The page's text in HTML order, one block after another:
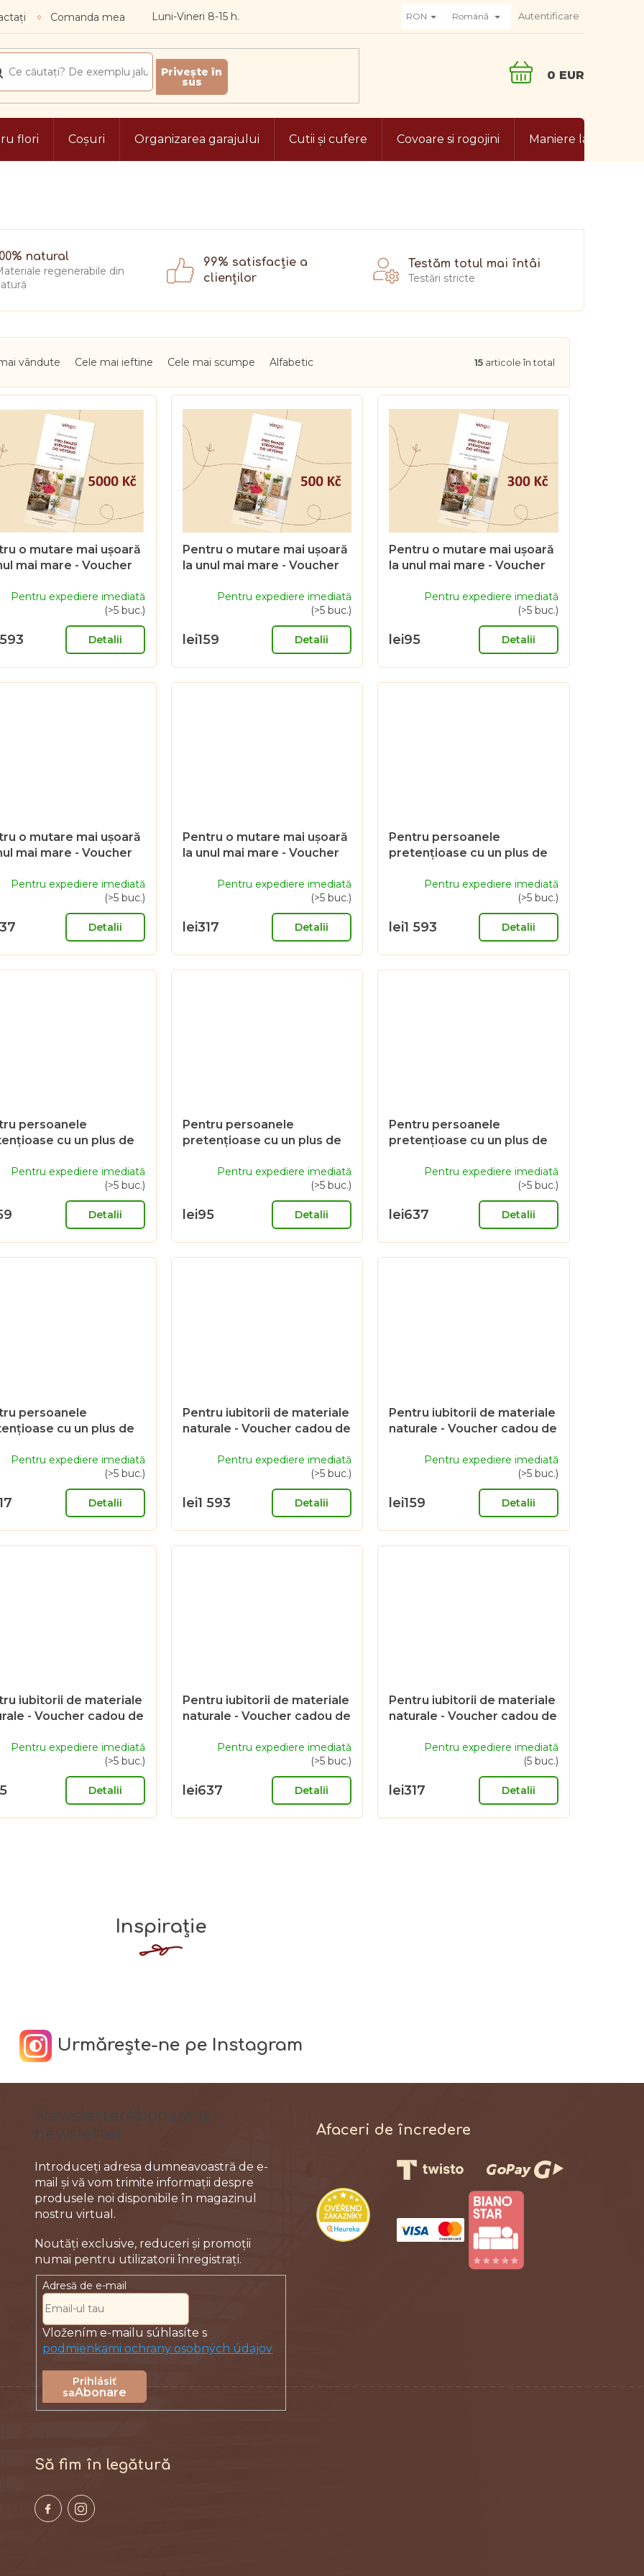
Comanda mea RON Română Autentificare
COŞ
flori Coșuri Organizarea garajului Cutii și cufere Covoare si rogojini Maniere la masa
natural
regenerabile din
99% satisfacție a
clienților
Testăm totul mai întâi
Testări stricte
vândute Cele mai ieftine Cele mai scumpe Alfabetic 15 articole în total
o mutare mai ușoară
mai mare - Voucher
Pentru expediere imediată
(>5 buc.)
Detalii
Pentru o mutare mai ușoară
la unul mai mare - Voucher
Pentru expediere imediată
(>5 buc.)
lei159 Detalii
Pentru o mutare mai ușoară
la unul mai mare - Voucher
Pentru expediere imediată
(>5 buc.)
lei95 Detalii
o mutare mai ușoară
mai mare - Voucher
Pentru expediere imediată
(>5 buc.)
Detalii
Pentru o mutare mai ușoară
la unul mai mare - Voucher
Pentru expediere imediată
(>5 buc.)
lei317 Detalii
Pentru persoanele
pretențioase cu un plus de
5000 SkPentru expediere imediată
(>5 buc.)
lei1 593 Detalii
persoanele
cu un plus de
CZK
Pentru expediere imediată
(>5 buc.)
Detalii
Pentru persoanele
pretențioase cu un plus de
300 CZKPentru expediere imediată
(>5 buc.)
lei95 Detalii
Pentru persoanele
pretențioase cu un plus de
2000 SkPentru expediere imediată
(>5 buc.)
lei637 Detalii
persoanele
cu un plus de
Sk
Pentru expediere imediată
(>5 buc.)
Detalii
Pentru iubitorii de materiale
naturale - Voucher cadou de
Pentru expediere imediată
(>5 buc.)
lei1 593 Detalii
Pentru iubitorii de materiale
naturale - Voucher cadou de
Pentru expediere imediată
(>5 buc.)
lei159 Detalii
iubitorii de materiale
- Voucher cadou de
Pentru expediere imediată
(>5 buc.)
Detalii
Pentru iubitorii de materiale
naturale - Voucher cadou de
Pentru expediere imediată
(>5 buc.)
lei637 Detalii
Pentru iubitorii de materiale
naturale - Voucher cadou de
Pentru expediere imediată
(5 buc.)
lei317 Detalii
s
ă
r
Inspirație
Urmărește-ne pe Instagram
Abonare la
newsletter
Introduceţi adresa dumneavoastră de e-
mail şi vă vom trimite informaţii despre
produsele noi disponibile în magazinul
nostru virtual.
Adresă de e-mail
Vložením e-mailu súhlasíte s
podmienkami ochrany osobných údajov
Abonare
Afaceri de încredere
Să fim în legătură